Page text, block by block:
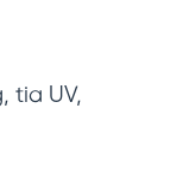
tia UV,